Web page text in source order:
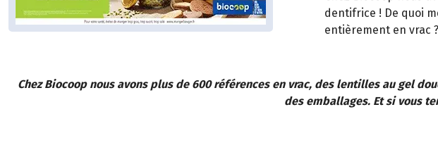
dentifrice ! De quoi
entièrement en vrac ?
Chez Biocoop nous avons plus de 600 références en vrac, des lentilles au gel
des emballages. Et si vous